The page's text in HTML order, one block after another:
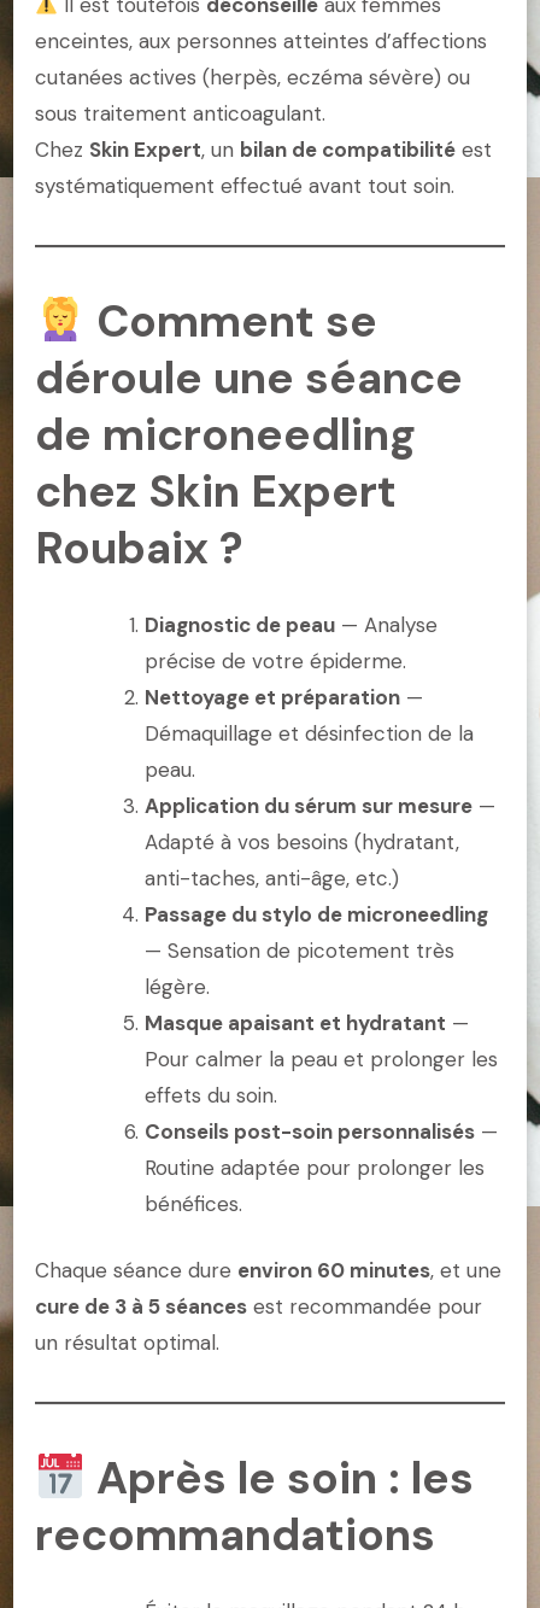
enceintes, aux personnes atteintes d’affections
cutanées actives (herpès, eczéma sévère) ou
sous traitement anticoagulant.
Chez Skin Expert, un bilan de compatibilité est
systématiquement effectué avant tout soin.
Comment se
déroule une séance
de microneedling
chez Skin Expert
Roubaix ?
Diagnostic de peau — Analyse
précise de votre épiderme.
Nettoyage et préparation —
Démaquillage et désinfection de la
peau.
Application du sérum sur mesure —
Adapté à vos besoins (hydratant,
anti-taches, anti-âge, etc.)
Passage du stylo de microneedling
— Sensation de picotement très
légère.
Masque apaisant et hydratant —
Pour calmer la peau et prolonger les
effets du soin.
Conseils post-soin personnalisés —
Routine adaptée pour prolonger les
bénéfices.
Chaque séance dure environ 60 minutes, et une
cure de 3 à 5 séances est recommandée pour
un résultat optimal.
Après le soin : les
recommandations